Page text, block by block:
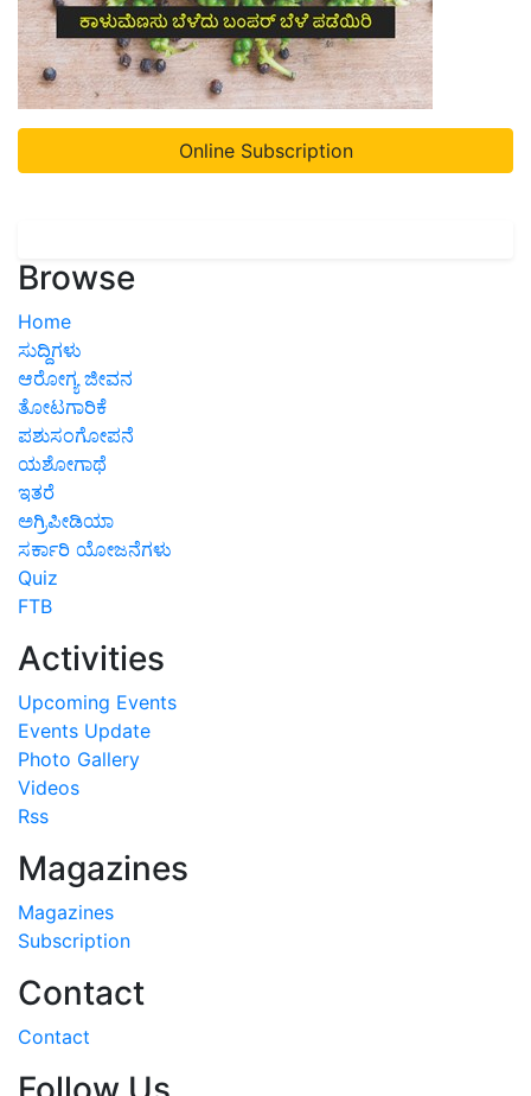
Online Subscription
Browse
Home
ಸುದ್ದಿಗಳು
ಆರೋಗ್ಯ ಜೀವನ
ತೋಟಗಾರಿಕೆ
ಪಶುಸಂಗೋಪನೆ
ಯಶೋಗಾಥೆ
ಇತರೆ
ಅಗ್ರಿಪೀಡಿಯಾ
ಸರ್ಕಾರಿ ಯೋಜನೆಗಳು
Quiz
FTB
Activities
Upcoming Events
Events Update
Photo Gallery
Videos
Rss
Magazines
Magazines
Subscription
Contact
Contact